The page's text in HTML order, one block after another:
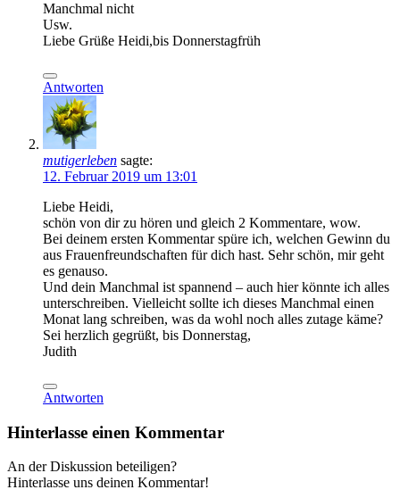
Manchmal nicht
Usw.
Liebe Grüße Heidi,bis Donnerstagfrüh
Antworten
mutigerleben sagte:
12. Februar 2019 um 13:01
Liebe Heidi,
schön von dir zu hören und gleich 2 Kommentare, wow.
Bei deinem ersten Kommentar spüre ich, welchen Gewinn du
aus Frauenfreundschaften für dich hast. Sehr schön, mir geht
es genauso.
Und dein Manchmal ist spannend – auch hier könnte ich alles
unterschreiben. Vielleicht sollte ich dieses Manchmal einen
Monat lang schreiben, was da wohl noch alles zutage käme?
Sei herzlich gegrüßt, bis Donnerstag,
Judith
Antworten
Hinterlasse einen Kommentar
An der Diskussion beteiligen?
Hinterlasse uns deinen Kommentar!